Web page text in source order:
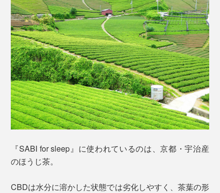
期待できる吸収率は、一般的な油溶性CBDの3〜5倍。
本品1gで1日のCBDの推奨量を摂取できるように設計さ
れています。
大麻草の中のTHC（陶酔感をもたらす違法成分）を含ん
でいないCBDは、日本でも合法的に流通しています。
『SABI for sleep』に配合されているCBDは、大麻取締
法、麻薬及び向精神薬取締法ならびに薬機法に違反しな
のみ。
『SABI for sleep』に使われているのは、京都・宇治産
のほうじ茶。
CBDは水分に溶かした状態では劣化しやすく、茶葉の形